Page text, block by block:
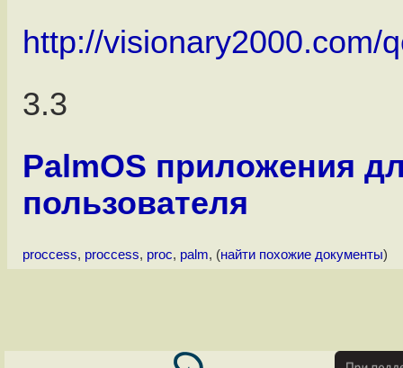
http://visionary2000.com/
3.3
PalmOS приложения
пользователя
proccess, proccess, proc, palm, (найти похожие документы)